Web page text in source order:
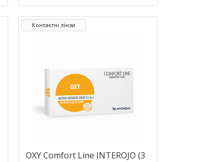
Контактні лінзи
OXY Comfort Line INTEROJO (3